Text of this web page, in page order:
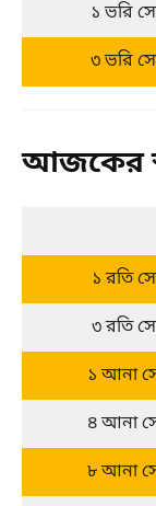
১ ভরি
৩ ভরি
আজকের
১ রতি
৩ রতি
১ আনা
৪ আনা
৮ আনা